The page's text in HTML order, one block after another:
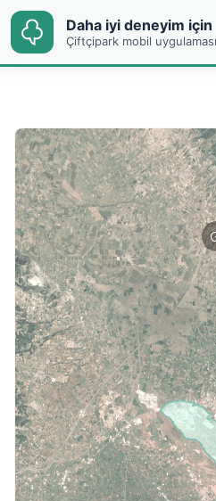
Daha iyi deneyim için
Çiftçipark mobil
Efe
Daha iyi deneyim için
Çiftçipark mobil